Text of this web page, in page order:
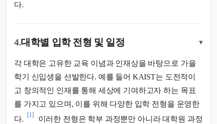
다.
4.대학별 입학 전형 및 일정 ▾
각 대학은 고유한 교육 이념과 인재상을 바탕으로 가을
학기 신입생을 선발한다. 예를 들어 KAIST는 도전적이
고 창의적인 인재를 통해 세상에 기여하고자 하는 목표
를 가지고 있으며, 이를 위해 다양한 입학 전형을 운영한
다.
[1]
이러한 전형은 학부 과정뿐만 아니라 대학원 과정